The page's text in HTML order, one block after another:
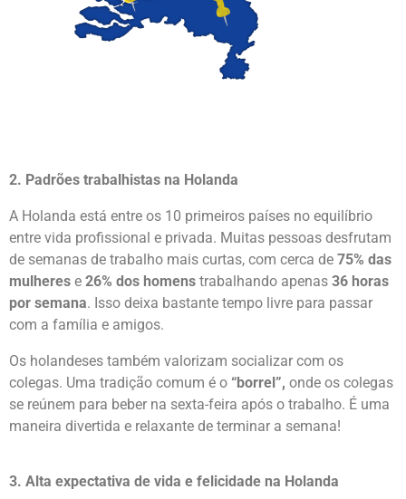
2. Padrões trabalhistas na Holanda
A Holanda está entre os 10 primeiros países no equilíbrio
entre vida profissional e privada. Muitas pessoas desfrutam
de semanas de trabalho mais curtas, com cerca de75% das
mulherese26% dos homenstrabalhando apenas36 horas
por semana. Isso deixa bastante tempo livre para passar
com a família e amigos.
Os holandeses também valorizam socializar com os
colegas. Uma tradição comum é o“borrel”, onde os colegas
se reúnem para beber na sexta-feira após o trabalho. É uma